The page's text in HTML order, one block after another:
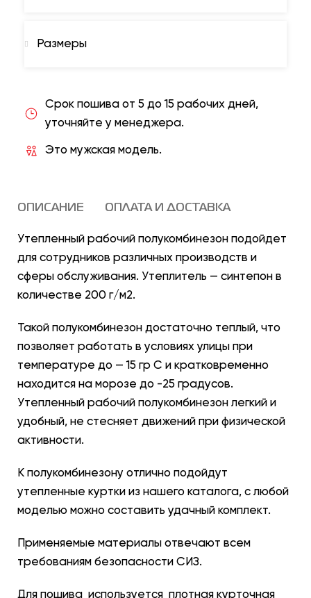
Размеры
Срок пошива от 5 до 15 рабочих дней,
уточняйте у менеджера.
Это мужская модель.
ОПИСАНИЕ ОПЛАТА И ДОСТАВКА
Утепленный рабочий полукомбинезон подойдет
для сотрудников различных производств и
сферы обслуживания. Утеплитель — синтепон в
количестве 200 г/м2.
Такой полукомбинезон достаточно теплый, что
позволяет работать в условиях улицы при
температуре до — 15 гр С и кратковременно
находится на морозе до -25 градусов.
Утепленный рабочий полукомбинезон легкий и
удобный, не стесняет движений при физической
активности.
К полукомбинезону отлично подойдут
утепленные куртки из нашего каталога, с любой
моделью можно составить удачный комплект.
Применяемые материалы отвечают всем
требованиям безопасности СИЗ.
Для пошива используется плотная курточная